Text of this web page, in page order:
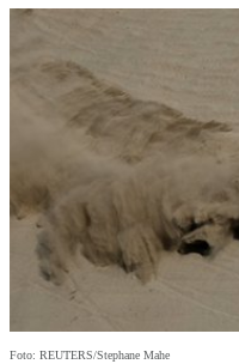
Foto: REUTERS/Stephane Mahe